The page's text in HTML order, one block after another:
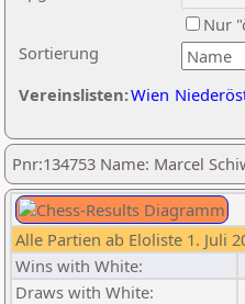
Sortierung
Nur
Vereinslisten:Wien
Pnr:134753 Name: Marcel
Alle Partien ab Eloliste 1. Juli
Wins with White:
Draws with White: